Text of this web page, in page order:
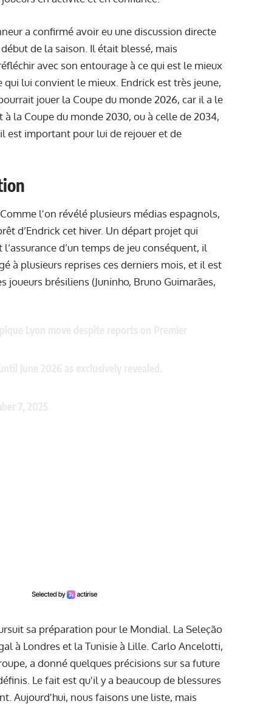
a confirmé avoir eu une discussion directe
de la saison. Il était blessé, mais
avec son entourage à ce qui est le mieux
lui convient le mieux. Endrick est très jeune,
jouer la Coupe du monde 2026, car il a le
la Coupe du monde 2030, ou à celle de 2034,
est important pour lui de rejouer et de
l'on révélé plusieurs médias espagnols,
d’Endrick cet hiver. Un départ projet qui
d’un temps de jeu conséquent, il
à plusieurs reprises ces derniers mois, et il est
brésiliens (Juninho, Bruno Guimarães,
sa préparation pour le Mondial. La Seleção
à Londres et la Tunisie à Lille. Carlo Ancelotti,
a donné quelques précisions sur sa future
Le fait est qu'il y a beaucoup de blessures
Aujourd'hui, nous faisons une liste, mais